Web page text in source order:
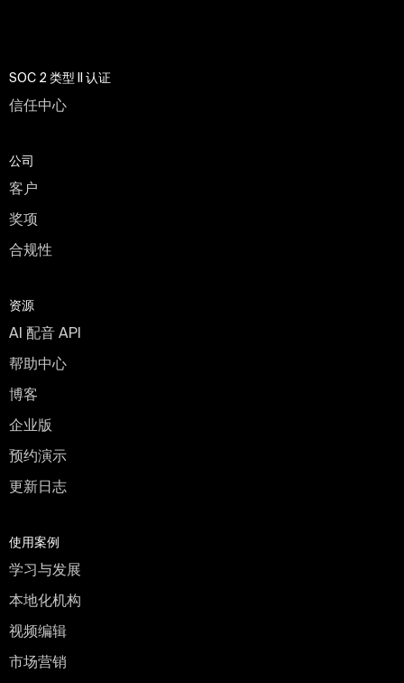
SOC 2 类型 II 认证
信任中心
公司
客户
奖项
合规性
资源
AI 配音 API
帮助中心
博客
企业版
预约演示
更新日志
使用案例
学习与发展
本地化机构
视频编辑
市场营销